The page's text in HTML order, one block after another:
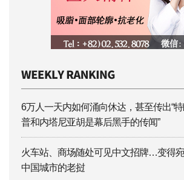
6万人一天内如何涌向休达，甚至传出“
普和内塔尼亚胡是幕后黑手的传闻”
火车站、商场随处可见中文招牌…变得
中国城市的老挝